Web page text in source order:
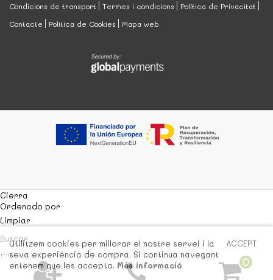
0
Condicions de transport
Termes i condicions
Política de Privacitat
Contacte
Política de Cookies Mapa web
ACCEPT
Utilitzem cookies per millorar el nostre servei i la
seva experiència de compra. Si continua navegant
entenem que les accepta. Més informació
Cierra
Ordenado por
Limpiar
Buscar
Filtrar